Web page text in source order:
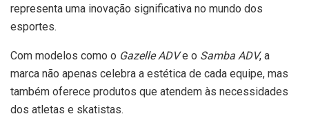
representa uma inovação significativa no mundo dos
esportes.
Com modelos como o Gazelle ADVe o Samba ADV, a
marca não apenas celebra a estética de cada equipe, mas
também oferece produtos que atendem às necessidades
dos atletas e skatistas.